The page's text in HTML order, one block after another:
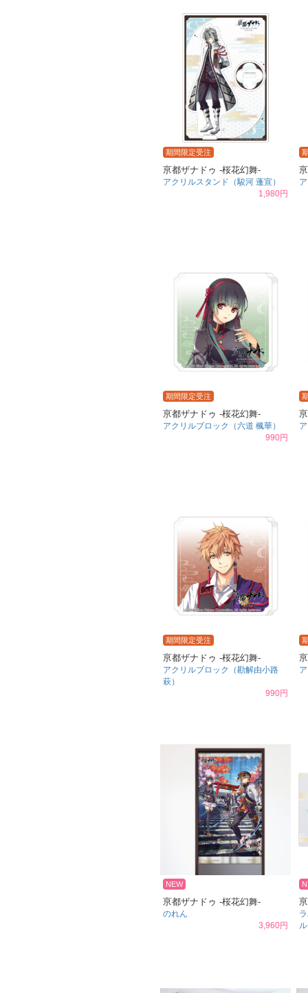
期間限定受注
亰都ザナドゥ -桜花幻舞-
アクリルスタンド（駿河 蓬宣）
1,980円
期間限定受注
亰都ザナドゥ -桜花幻舞-
アクリルブロック（六道 楓華）
990円
期間限定受注
亰都ザナドゥ -桜花幻舞-
アクリルブロック（勘解由小路
萩）
990円
NEW
亰都ザナドゥ -桜花幻舞-
のれん
3,960円